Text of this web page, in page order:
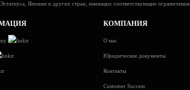
КОМПАНИЯ
О нас
Юридические документы
Контакты
Customer Success
Японии и других стран, имеющих соответствующие ограничения.